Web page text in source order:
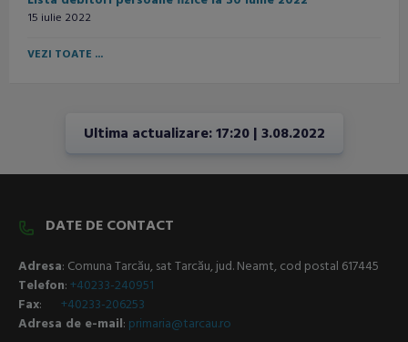
15 iulie 2022
VEZI TOATE ...
Ultima actualizare: 17:20 | 3.08.2022
DATE DE CONTACT
Adresa: Comuna Tarcău, sat Tarcău, jud. Neamt, cod postal 617445
Telefon:+40233-240951
Fax: +40233-206253
Adresa de e-mail: primaria@tarcau.ro